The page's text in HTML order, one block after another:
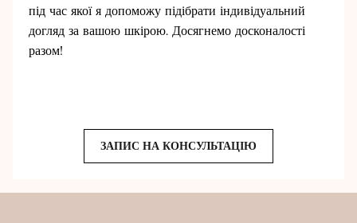
під час якої я допоможу підібрати індивідуальний
догляд за вашою шкірою. Досягнемо досконалості
разом!
ЗАПИС НА КОНСУЛЬТАЦІЮ